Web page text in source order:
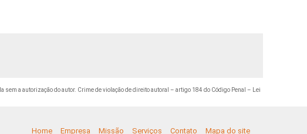
a autorização do autor. Crime de violação de direito autoral – artigo 184 do Código Penal –
Lei
Home Empresa Missão Serviços Contato Mapa do site